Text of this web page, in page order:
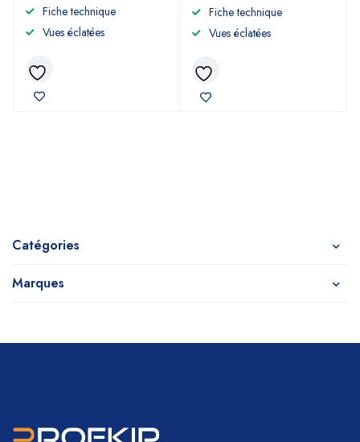
Catégories
Marques
Fiche technique
Vues éclatées
Fiche technique
Vues éclatées